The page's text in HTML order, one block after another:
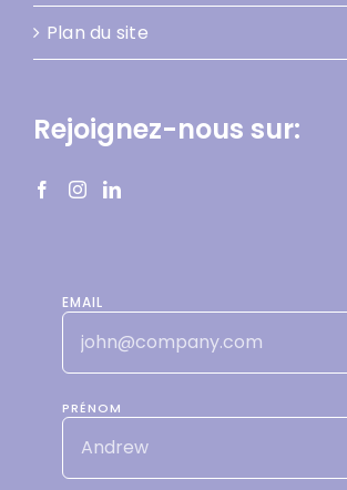
Plan du site
Rejoignez-nous sur:
EMAIL
PRÉNOM